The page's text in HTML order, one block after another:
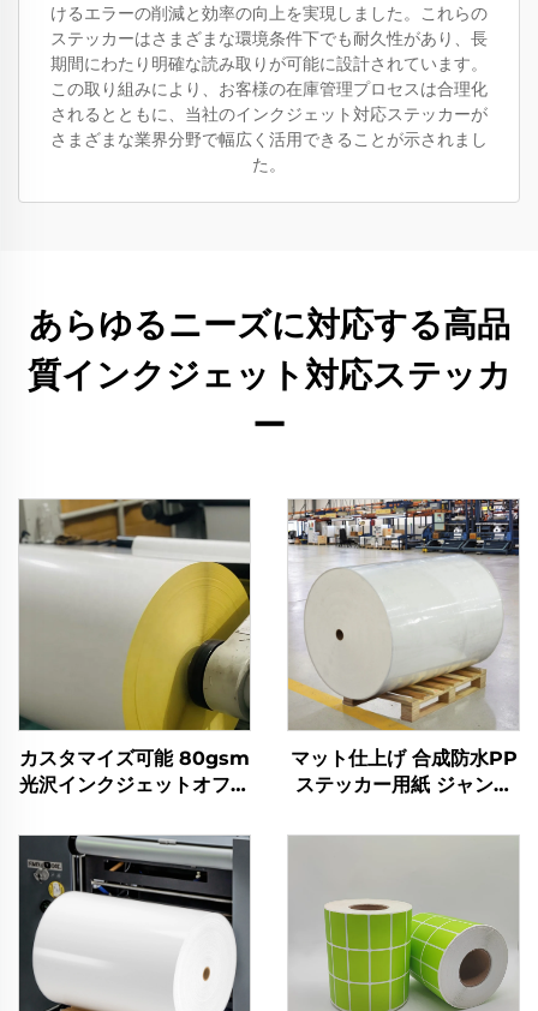
けるエラーの削減と効率の向上を実現しました。これらの
ステッカーはさまざまな環境条件下でも耐久性があり、長
期間にわたり明確な読み取りが可能に設計されています。
この取り組みにより、お客様の在庫管理プロセスは合理化
されるとともに、当社のインクジェット対応ステッカーが
さまざまな業界分野で幅広く活用できることが示されまし
た。
あらゆるニーズに対応する高品
質インクジェット対応ステッカ
ー
カスタマイズ可能 80gsm
光沢インクジェットオフセ
フセット紙ロール アート
ラベル紙 PEコーティング
剥離紙付き
マット仕上げ 合成防水PP
ステッカー用紙 ジャンボ
ジェットプリンター対応